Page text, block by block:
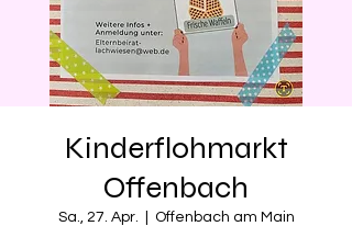
Kinderflohmarkt
Offenbach
Sa., 27. Apr. Offenbach am Main